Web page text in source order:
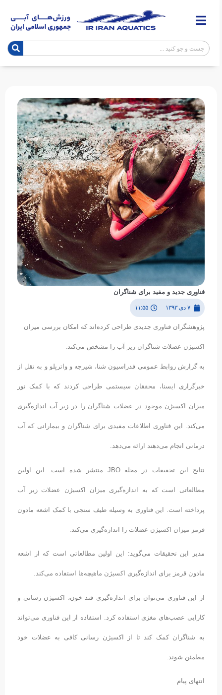
فناوری جدید و مفید برای شناگران
۷ دی ۱۳۹۳ ۱۱:۵۵
پژوهشگران فناوری جدیدی طراحی کرده‌اند که امکان بررسی میزان
اکسیژن عضلات شناگران زیر آب را مشخص می‌کند.
به گزارش روابط عمومی فدراسیون شنا، شیرجه و واترپلو و به نقل از
خبرگزاری ایسنا، محققان سیستمی طراحی کردند که با کمک نور
میزان اکسیژن موجود در عضلات شناگران را در زیر آب اندازه‌گیری
می‌کند. این فناوری اطلاعات مفیدی برای شناگران و بیمارانی که آب
درمانی انجام می‌دهند ارائه می‌دهد.
نتایج این تحقیقات در مجله JBO منتشر شده است. این اولین
مطالعاتی است که به اندازه‌گیری میزان اکسیژن عضلات زیر آب
پرداخته است. این فناوری به وسیله طیف سنجی با کمک اشعه مادون
قرمز میزان اکسیژن عضلات را اندازه‌گیری می‌کند.
مدیر این تحقیقات می‌گوید: این اولین مطالعاتی است که از اشعه
مادون قرمز برای اندازه‌گیری اکسیژن ماهیچه‌ها استفاده می‌کند.
از این فناوری می‌توان برای اندازه‌گیری قند خون، اکسیژن رسانی و
کارایی عصب‌های مغزی استفاده کرد. استفاده از این فناوری می‌تواند
به شناگران کمک کند تا از اکسیژن رسانی کافی به عضلات خود
مطمئن شوند.
ا‌نتها‌ی پیا‌م